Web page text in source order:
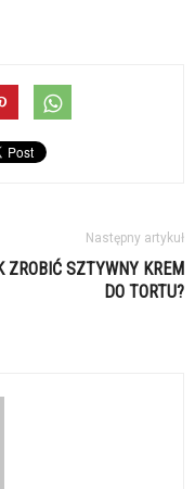
Następny artykuł
ZROBIĆ SZTYWNY KREM
DO TORTU?